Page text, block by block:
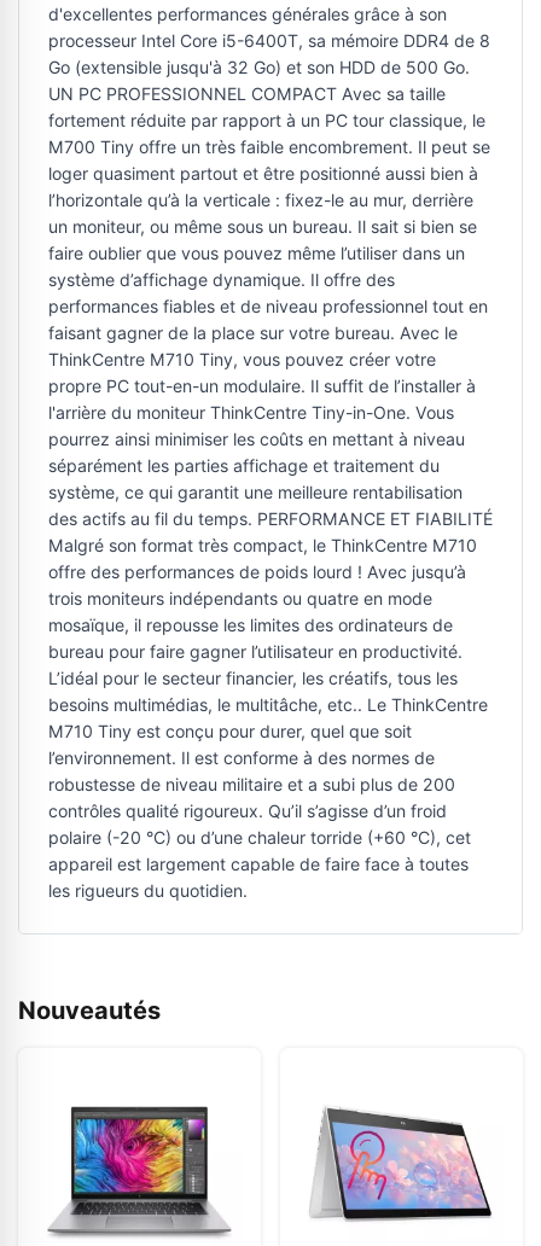
d'excellentes performances générales grâce à son
processeur Intel Core i5-6400T, sa mémoire DDR4 de 8
Go (extensible jusqu'à 32 Go) et son HDD de 500 Go.
UN PC PROFESSIONNEL COMPACT Avec sa taille
fortement réduite par rapport à un PC tour classique, le
M700 Tiny offre un très faible encombrement. Il peut se
loger quasiment partout et être positionné aussi bien à
l’horizontale qu’à la verticale : fixez-le au mur, derrière
un moniteur, ou même sous un bureau. Il sait si bien se
faire oublier que vous pouvez même l’utiliser dans un
système d’affichage dynamique. Il offre des
performances fiables et de niveau professionnel tout en
faisant gagner de la place sur votre bureau. Avec le
ThinkCentre M710 Tiny, vous pouvez créer votre
propre PC tout-en-un modulaire. Il suffit de l’installer à
l'arrière du moniteur ThinkCentre Tiny-in-One. Vous
pourrez ainsi minimiser les coûts en mettant à niveau
séparément les parties affichage et traitement du
système, ce qui garantit une meilleure rentabilisation
des actifs au fil du temps. PERFORMANCE ET FIABILITÉ
Malgré son format très compact, le ThinkCentre M710
offre des performances de poids lourd ! Avec jusqu’à
trois moniteurs indépendants ou quatre en mode
mosaïque, il repousse les limites des ordinateurs de
bureau pour faire gagner l’utilisateur en productivité.
L’idéal pour le secteur financier, les créatifs, tous les
besoins multimédias, le multitâche, etc.. Le ThinkCentre
M710 Tiny est conçu pour durer, quel que soit
l’environnement. Il est conforme à des normes de
robustesse de niveau militaire et a subi plus de 200
contrôles qualité rigoureux. Qu’il s’agisse d’un froid
polaire (-20 °C) ou d’une chaleur torride (+60 °C), cet
appareil est largement capable de faire face à toutes
les rigueurs du quotidien.
Nouveautés